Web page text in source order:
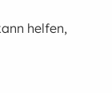
helfen,